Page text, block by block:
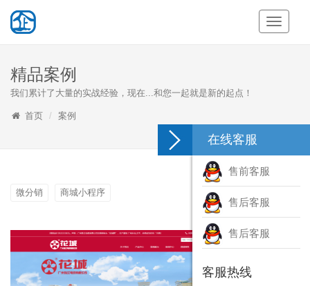
Toggle
精品案例
我们累计了大量的实战经验，现在...和您一起就是新的起点！
首页 案例
微分销 商城小程序
在线客服
售前客服
售后客服
售后客服
客服热线